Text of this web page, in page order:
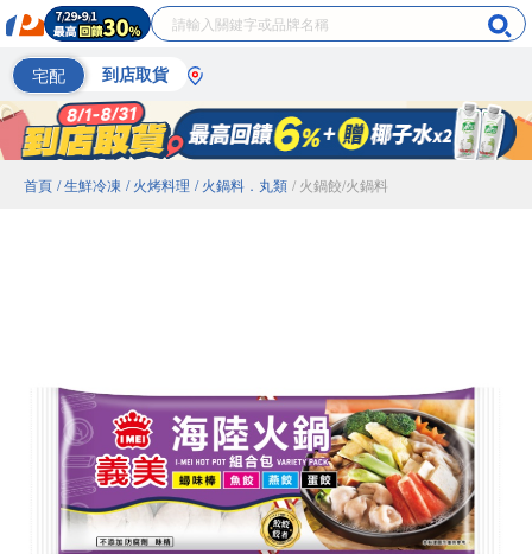
宅配 到店取貨
首頁 / 生鮮冷凍 / 火烤料理 / 火鍋料．丸類 / 火鍋餃/火鍋料